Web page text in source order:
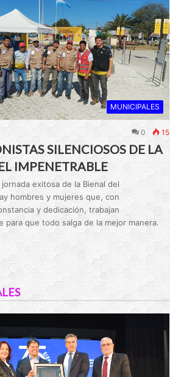
MUNICIPALES
0 15
SILENCIOSOS DE LA
IMPENETRABLE
exitosa de la Bienal del
hombres y mujeres que, con
y dedicación, trabajan
para que todo salga de la mejor manera.